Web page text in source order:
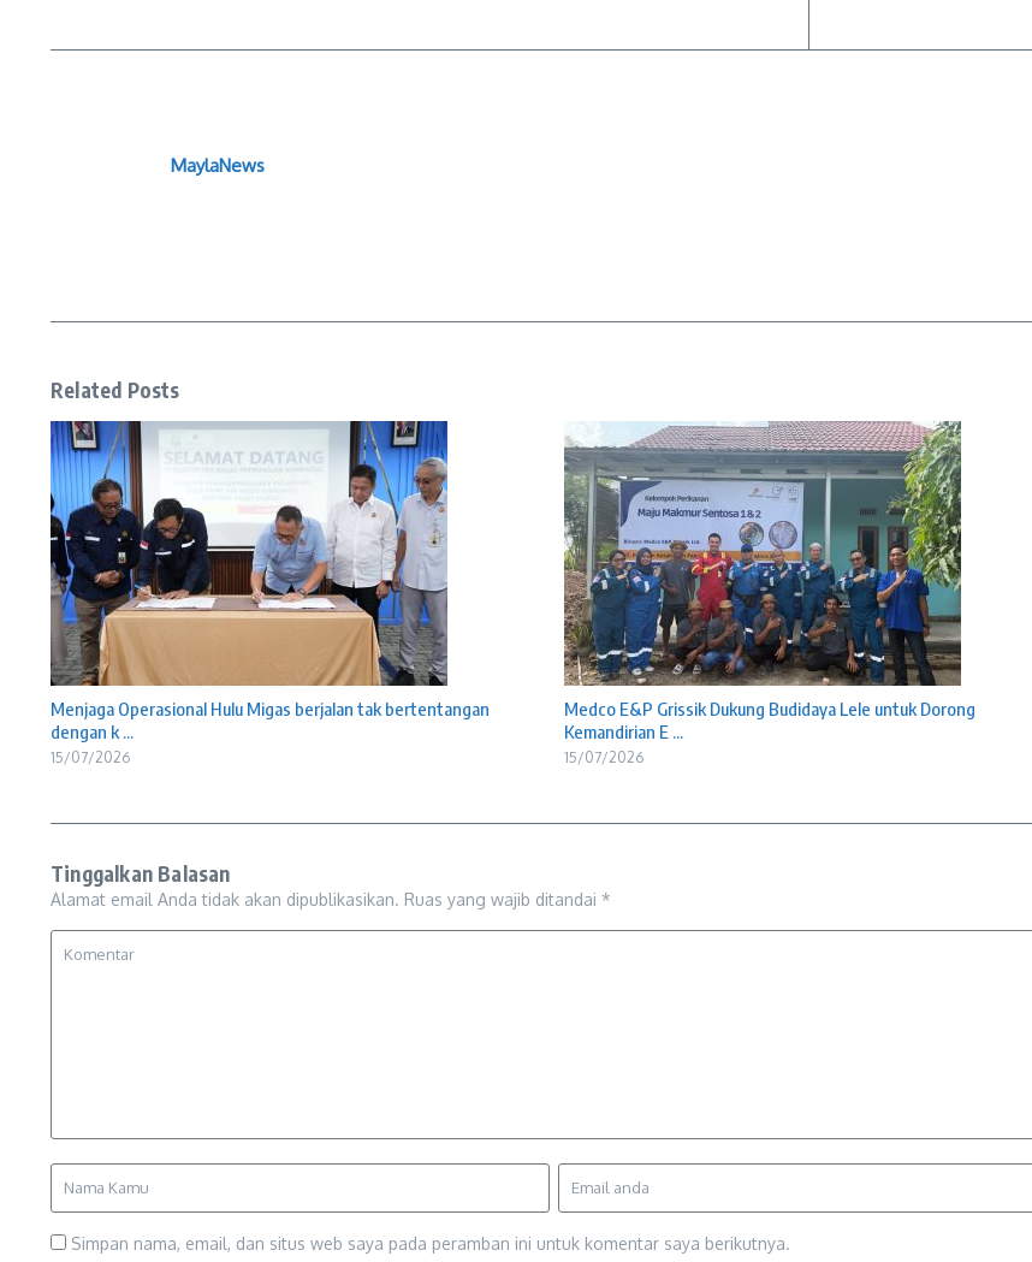
MaylaNews
Related Posts
Menjaga Operasional Hulu Migas berjalan tak bertentangan
dengan k ...
15/07/2026
Medco E&P Grissik Dukung Budidaya Lele untuk Dorong
Kemandirian E ...
15/07/2026
Tinggalkan Balasan
Alamat email Anda tidak akan dipublikasikan. Ruas yang wajib ditandai *
Simpan nama, email, dan situs web saya pada peramban ini untuk komentar saya berikutnya.